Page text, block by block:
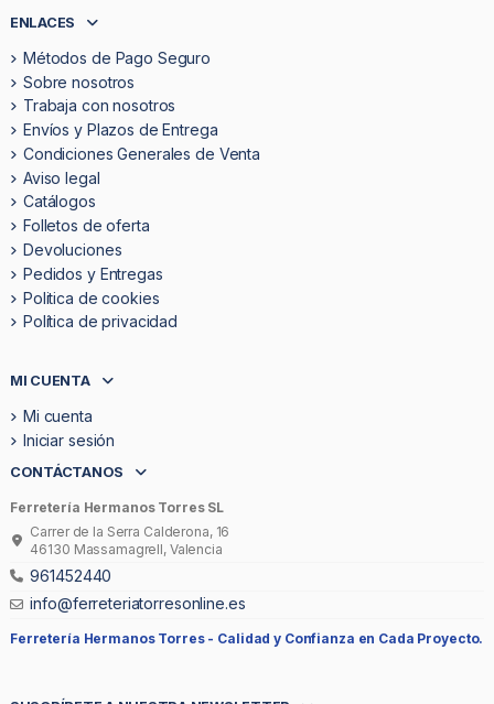
ENLACES
Métodos de Pago Seguro
Sobre nosotros
Trabaja con nosotros
Envíos y Plazos de Entrega
Condiciones Generales de Venta
Aviso legal
Catálogos
Folletos de oferta
Devoluciones
Pedidos y Entregas
Politica de cookies
Política de privacidad
MI CUENTA
Mi cuenta
Iniciar sesión
CONTÁCTANOS
Ferretería Hermanos Torres SL
Carrer de la Serra Calderona, 16
46130 Massamagrell, Valencia
961452440
info@ferreteriatorresonline.es
Ferretería Hermanos Torres - Calidad y Confianza en Cada Proyecto.